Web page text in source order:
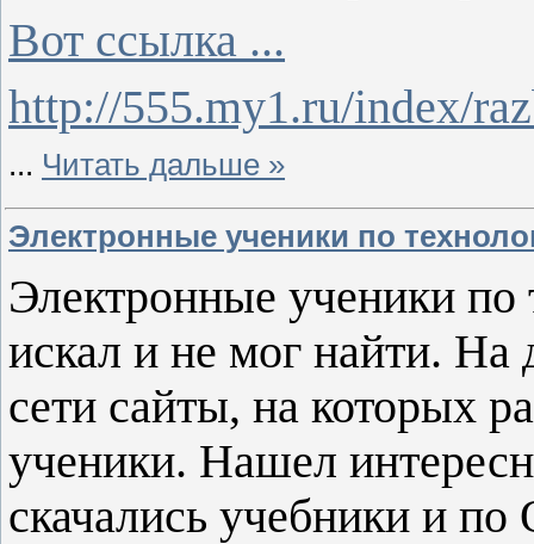
Вот ссылка ...
http://555.my1.ru/index/
... Читать дальше »
Электронные ученики по
Электронные ученики
искал и не мог найти. На
сети сайты, на которых
ученики. Нашел
скачались учебники